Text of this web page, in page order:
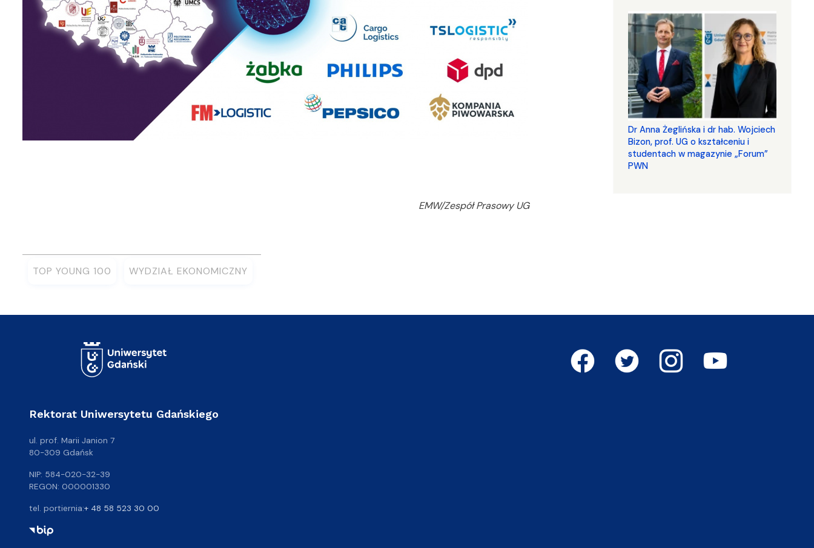
EMW/Zespół Prasowy UG
TOP YOUNG 100 WYDZIAŁ EKONOMICZNY
​​​​​​​Dr Anna Żeglińska i dr hab. Wojciech
Bizon, prof. UG o kształceniu i
studentach w magazynie „Forum”
PWN
Rektorat Uniwersytetu Gdańskiego
ul. prof. Marii Janion 7
80-309 Gdańsk
NIP: 584-020-32-39
REGON: 000001330
tel. portiernia:+ 48 58 523 30 00